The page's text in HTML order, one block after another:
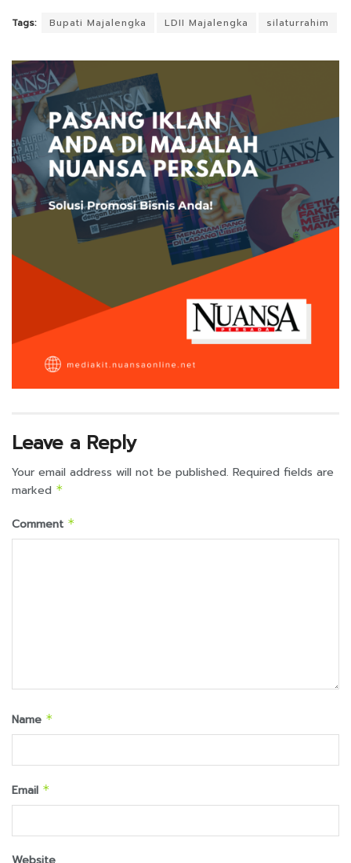
Tags: Bupati Majalengka LDII Majalengka silaturrahim
Leave a Reply
Your email address will not be published. Required fields are
marked *
Comment *
Name *
Email *